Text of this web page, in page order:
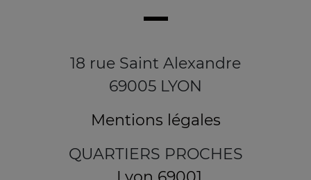
18 rue Saint Alexandre
69005 LYON
Mentions légales
QUARTIERS PROCHES